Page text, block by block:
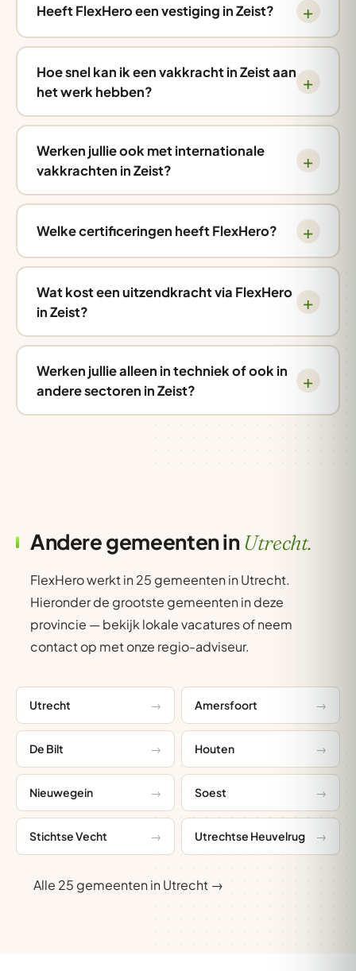
Heeft FlexHero een vestiging in Zeist?
Hoe snel kan ik een vakkracht in Zeist aan
het werk hebben?
Werken jullie ook met internationale
vakkrachten in Zeist?
Welke certificeringen heeft FlexHero?
Wat kost een uitzendkracht via FlexHero
in Zeist?
Werken jullie alleen in techniek of ook in
andere sectoren in Zeist?
Andere gemeenten in Utrecht.
FlexHero werkt in 25 gemeenten in Utrecht.
Hieronder de grootste gemeenten in deze
provincie — bekijk lokale vacatures of neem
contact op met onze regio-adviseur.
Utrecht Amersfoort
De Bilt Houten
Nieuwegein Soest
Stichtse Vecht Utrechtse Heuvelrug
Alle 25 gemeenten in Utrecht →